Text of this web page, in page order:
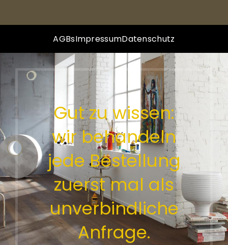
AGBsImpressumDatenschutz
Gut zu wissen:
wir behandeln
jede Bestellung
zuerst mal als
unverbindliche
Anfrage.